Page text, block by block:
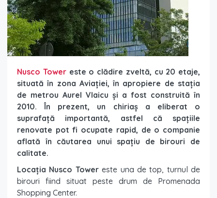
Nusco Towereste o clădire zveltă, cu 20 etaje,
situată în zona Aviației, în apropiere de stația
de metrou Aurel Vlaicu și a fost construită în
2010. În prezent, un chiriaș a eliberat o
suprafață importantă, astfel că spațiile
renovate pot fi ocupate rapid, de o companie
aflată în căutarea unui spațiu de birouri de
calitate.
Locația Nusco Towereste una de top, turnul de
birouri fiind situat peste drum de Promenada
Shopping Center.